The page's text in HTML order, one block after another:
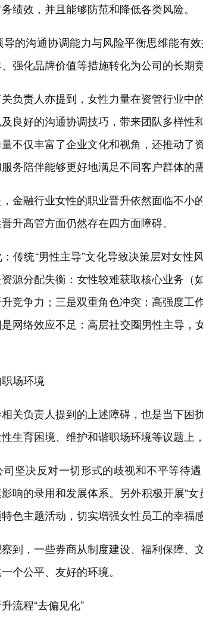
绩效，并且能够防范和降低各类风险。
的沟通协调能力与风险平衡思维能有
强化品牌价值等措施转化为公司的长期竞
负责人亦提到，女性力量在资管行业中
良好的沟通协调技巧，带来团队多样性
不仅丰富了企业文化和视角，还推动了
务陪伴能够更好地满足不同客户群体的需
金融行业女性的职业晋升依然面临不小
升高管方面仍然存在四方面障碍。
传统“男性主导”文化导致决策层对女性
源分配失衡：女性较难获取核心业务（
竞争力；三是双重角色冲突：高强度工
网络效应不足：高层社交圈男性主导，
场环境
关负责人提到的上述障碍，也是当下困
生育困境、维护和谐职场环境等议题上
坚决反对一切形式的歧视和不平等待
响的录用和发展体系。另外积极开展“
色主题活动，切实增强女性员工的幸福
到，一些券商从制度建设、福利保障、
个公平、友好的环境。
流程“去偏见化”